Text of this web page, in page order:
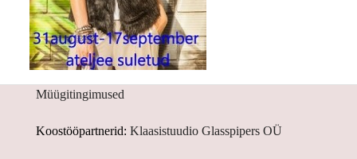
Müügitingimused
Koostööpartnerid: Klaasistuudio Glasspipers OÜ